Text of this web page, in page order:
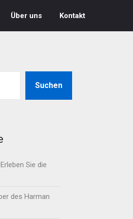
Über uns Kontakt
Suchen
Sie die
des Harman